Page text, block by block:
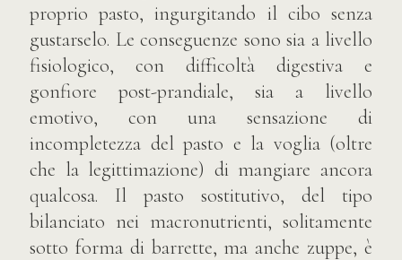
proprio pasto, ingurgitando il cibo senza
gustarselo. Le conseguenze sono sia a livello
fisiologico, con difficoltà digestiva e
gonfiore post-prandiale, sia a livello
emotivo, con una sensazione di
incompletezza del pasto e la voglia (oltre
che la legittimazione) di mangiare ancora
qualcosa. Il pasto sostitutivo, del tipo
bilanciato nei macronutrienti, solitamente
sotto forma di barrette, ma anche zuppe, è